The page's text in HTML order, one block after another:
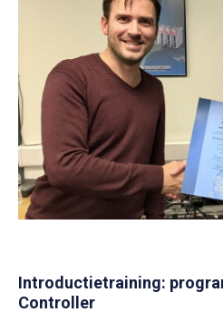
Introductietraining:
Controller